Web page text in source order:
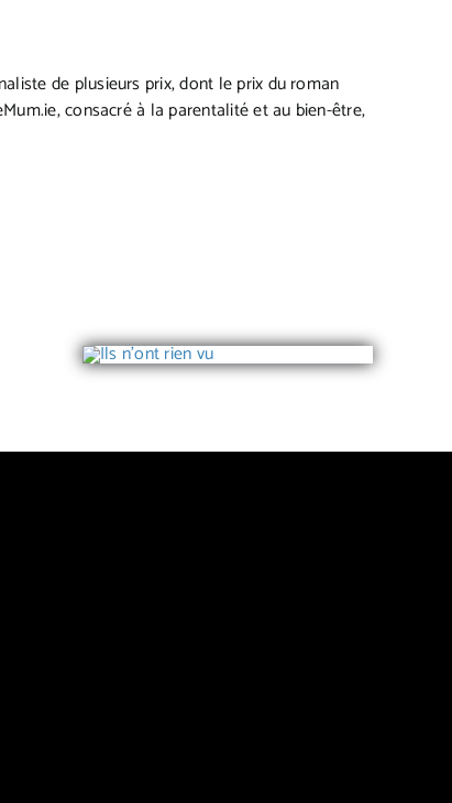
de plusieurs prix, dont le prix du roman
consacré à la parentalité et au bien-être,